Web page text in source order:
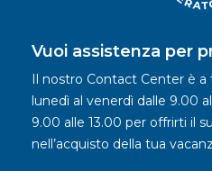
Vuoi assistenza per
Il nostro Contact Center è a
lunedì al venerdì dalle 9.00
9.00 alle 13.00 per offrirti il
nell’acquisto della tua